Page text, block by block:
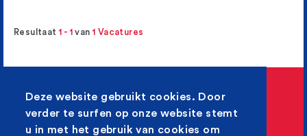
Deze website gebruikt cookies. Door
verder te surfen op onze website stemt
u in met het gebruik van cookies om
Resultaat 1 - 1 van 1 Vacatures
CIT Blaton N.V.
1030 Brussel